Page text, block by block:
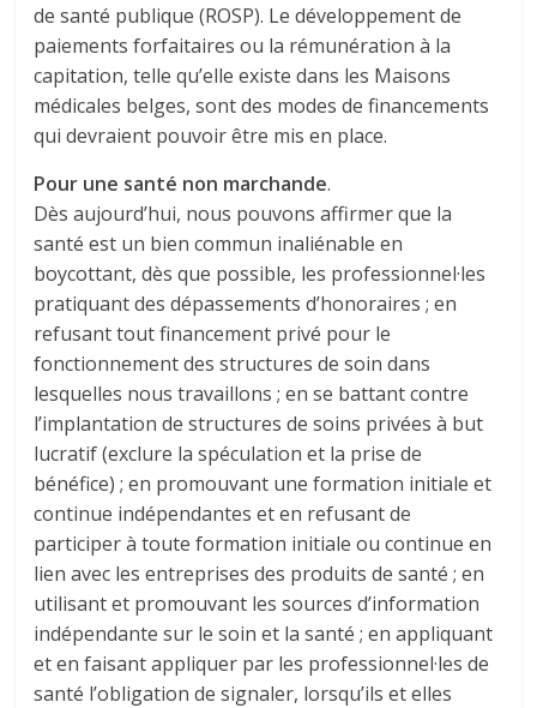
de santé publique (ROSP). Le développement de
paiements forfaitaires ou la rémunération à la
capitation, telle qu’elle existe dans les Maisons
médicales belges, sont des modes de financements
qui devraient pouvoir être mis en place.
Pour une santé non marchande.
Dès aujourd’hui, nous pouvons affirmer que la
santé est un bien commun inaliénable en
boycottant, dès que possible, les professionnel·les
pratiquant des dépassements d’honoraires ; en
refusant tout financement privé pour le
fonctionnement des structures de soin dans
lesquelles nous travaillons ; en se battant contre
l’implantation de structures de soins privées à but
lucratif (exclure la spéculation et la prise de
bénéfice) ; en promouvant une formation initiale et
continue indépendantes et en refusant de
participer à toute formation initiale ou continue en
lien avec les entreprises des produits de santé ; en
utilisant et promouvant les sources d’information
indépendante sur le soin et la santé ; en appliquant
et en faisant appliquer par les professionnel·les de
santé l’obligation de signaler, lorsqu’ils et elles